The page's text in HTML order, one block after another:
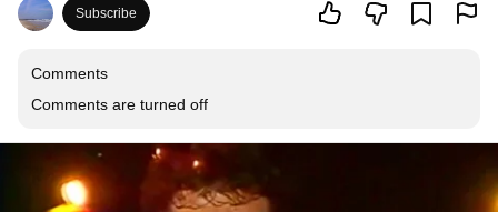
Subscribe
Comments
Comments are turned off